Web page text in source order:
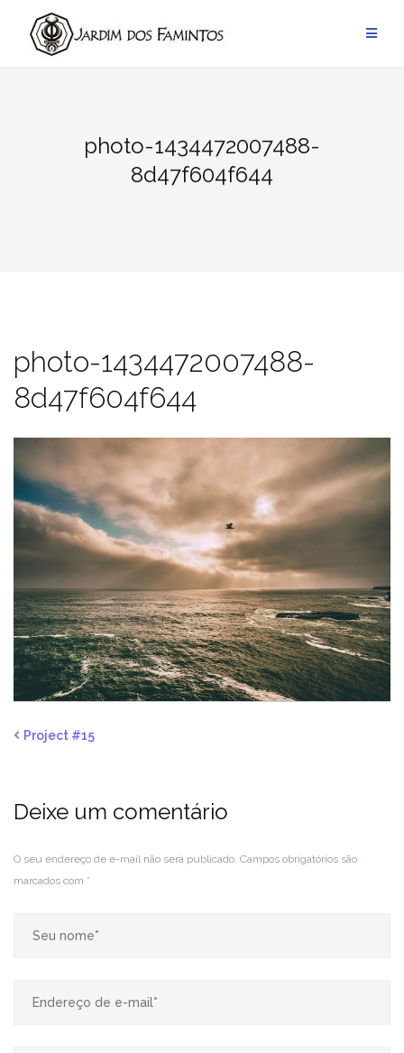
conteúdo
photo-1434472007488-
8d47f604f644
photo-1434472007488-
8d47f604f644
Project #15
Deixe um comentário
O seu endereço de e-mail não será publicado. Campos obrigatórios são
marcados com *